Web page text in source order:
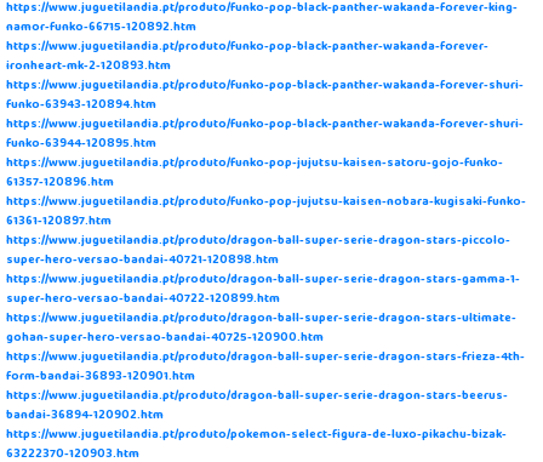
https://www.juguetilandia.pt/produto/funko-pop-black-panther-wakanda-forever-king-
namor-funko-66715-120892.htm
https://www.juguetilandia.pt/produto/funko-pop-black-panther-wakanda-forever-
ironheart-mk-2-120893.htm
https://www.juguetilandia.pt/produto/funko-pop-black-panther-wakanda-forever-shuri-
funko-63943-120894.htm
https://www.juguetilandia.pt/produto/funko-pop-black-panther-wakanda-forever-shuri-
funko-63944-120895.htm
https://www.juguetilandia.pt/produto/funko-pop-jujutsu-kaisen-satoru-gojo-funko-
61357-120896.htm
https://www.juguetilandia.pt/produto/funko-pop-jujutsu-kaisen-nobara-kugisaki-funko-
61361-120897.htm
https://www.juguetilandia.pt/produto/dragon-ball-super-serie-dragon-stars-piccolo-
super-hero-versao-bandai-40721-120898.htm
https://www.juguetilandia.pt/produto/dragon-ball-super-serie-dragon-stars-gamma-1-
super-hero-versao-bandai-40722-120899.htm
https://www.juguetilandia.pt/produto/dragon-ball-super-serie-dragon-stars-ultimate-
gohan-super-hero-versao-bandai-40725-120900.htm
https://www.juguetilandia.pt/produto/dragon-ball-super-serie-dragon-stars-frieza-4th-
form-bandai-36893-120901.htm
https://www.juguetilandia.pt/produto/dragon-ball-super-serie-dragon-stars-beerus-
bandai-36894-120902.htm
https://www.juguetilandia.pt/produto/pokemon-select-figura-de-luxo-pikachu-bizak-
63222370-120903.htm